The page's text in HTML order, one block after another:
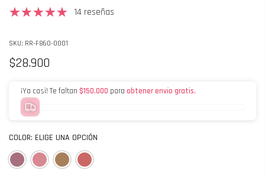
14 reseñas
SKU: RR-F860-0001
$28.900
¡Ya casi! Te faltan $150.000 para obtener envío gratis.
COLOR: ELIGE UNA OPCIÓN